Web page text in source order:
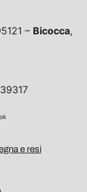
– Bicocca,
e resi